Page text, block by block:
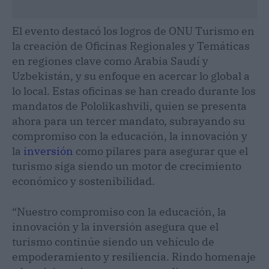
El evento destacó los logros de ONU Turismo en
la creación de Oficinas Regionales y Temáticas
en regiones clave como Arabia Saudí y
Uzbekistán, y su enfoque en acercar lo global a
lo local. Estas oficinas se han creado durante los
mandatos de Pololikashvili, quien se presenta
ahora para un tercer mandato, subrayando su
compromiso con la educación, la innovación y
la inversión como pilares para asegurar que el
turismo siga siendo un motor de crecimiento
económico y sostenibilidad.
“Nuestro compromiso con la educación, la
innovación y la inversión asegura que el
turismo continúe siendo un vehículo de
empoderamiento y resiliencia. Rindo homenaje